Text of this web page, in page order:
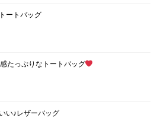
ートバッグ
たっぷりなトートバッグ
い♪レザーバッグ